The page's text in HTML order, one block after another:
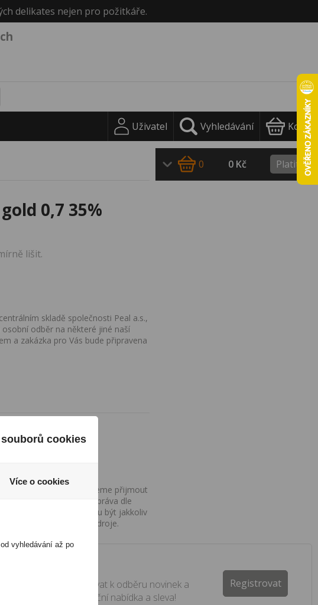
delikates nejen pro požitkáře.
Uživatel Vyhledávání Košík
0,7 35%
lišit.
skladě společnosti Peal a.s.,
odběr na některé jiné naší
a zakázka pro Vás bude připravena
aktualizovány, nemůžeme přijmout
nemá vliv na Vaše práva dle
použití a nemohou být jakkoliv
bez řádného uvedení zdroje.
0 0 Kč Platit
Zde se můžete registrovat k odběru novinek a
neunikne Vám žádná akční nabídka a sleva!
Registrovat
cookies
Více o cookies
vyhledávání až po